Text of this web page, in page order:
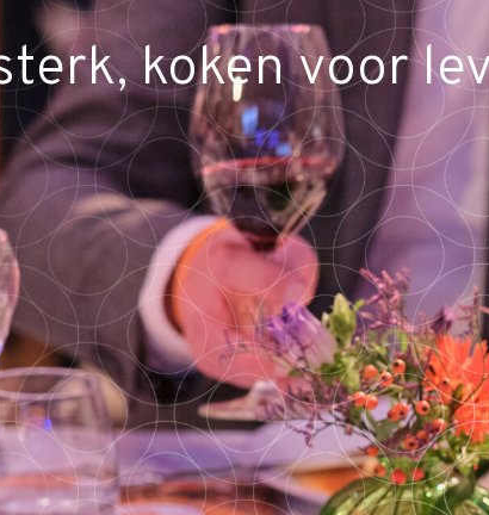
koken voor